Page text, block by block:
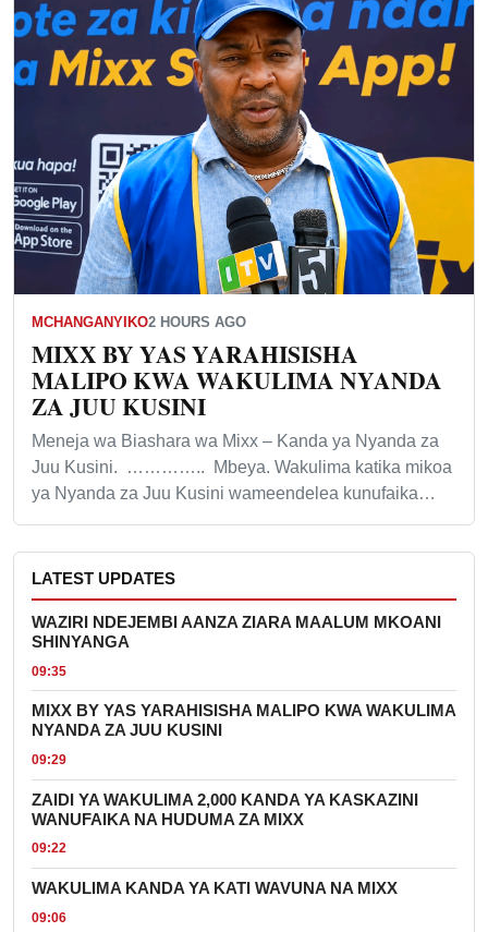
MCHANGANYIKO2 HOURS AGO
MIXX BY YAS YARAHISISHA
MALIPO KWA WAKULIMA NYANDA
ZA JUU KUSINI
Meneja wa Biashara wa Mixx – Kanda ya Nyanda za
Juu Kusini. ………….. Mbeya. Wakulima katika mikoa
ya Nyanda za Juu Kusini wameendelea kunufaika…
LATEST UPDATES
WAZIRI NDEJEMBI AANZA ZIARA MAALUM MKOANI
SHINYANGA
09:35
MIXX BY YAS YARAHISISHA MALIPO KWA WAKULIMA
NYANDA ZA JUU KUSINI
09:29
ZAIDI YA WAKULIMA 2,000 KANDA YA KASKAZINI
WANUFAIKA NA HUDUMA ZA MIXX
09:22
WAKULIMA KANDA YA KATI WAVUNA NA MIXX
09:06